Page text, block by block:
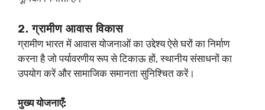
2. ग्रामीण आवास विकास
ग्रामीण भारत में आवास योजनाओं का उद्देश्य ऐसे घरों का निर्माण
करना है जो पर्यावरणीय रूप से टिकाऊ हों, स्थानीय संसाधनों का
उपयोग करें और सामाजिक समानता सुनिश्चित करें।
मुख्य योजनाएँ: